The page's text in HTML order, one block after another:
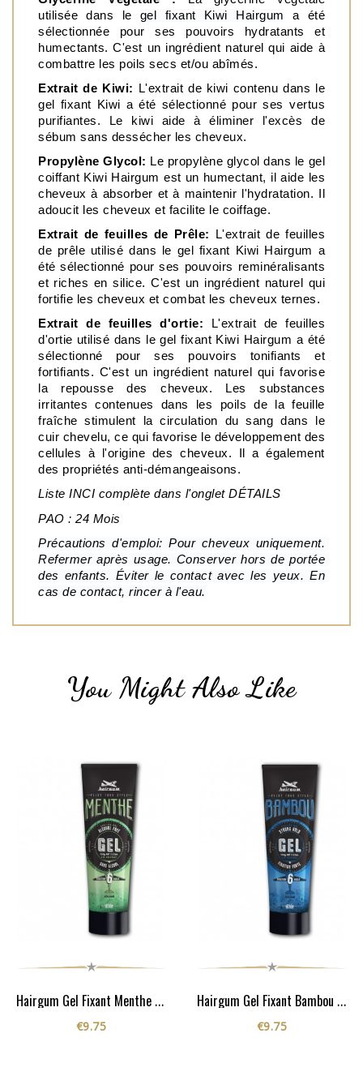
utilisée dans le gel fixant Kiwi Hairgum a été
sélectionnée pour ses pouvoirs hydratants et
humectants. C'est un ingrédient naturel qui aide à
combattre les poils secs et/ou abîmés.
Extrait de Kiwi: L'extrait de kiwi contenu dans le
gel fixant Kiwi a été sélectionné pour ses vertus
purifiantes. Le kiwi aide à éliminer l'excès de
sébum sans dessécher les cheveux.
Propylène Glycol: Le propylène glycol dans le gel
coiffant Kiwi Hairgum est un humectant, il aide les
cheveux à absorber et à maintenir l'hydratation. Il
adoucit les cheveux et facilite le coiffage.
Extrait de feuilles de Prêle: L'extrait de feuilles
de prêle utilisé dans le gel fixant Kiwi Hairgum a
été sélectionné pour ses pouvoirs reminéralisants
et riches en silice. C'est un ingrédient naturel qui
fortifie les cheveux et combat les cheveux ternes.
Extrait de feuilles d'ortie: L'extrait de feuilles
d'ortie utilisé dans le gel fixant Kiwi Hairgum a été
sélectionné pour ses pouvoirs tonifiants et
fortifiants. C'est un ingrédient naturel qui favorise
la repousse des cheveux. Les substances
irritantes contenues dans les poils de la feuille
fraîche stimulent la circulation du sang dans le
cuir chevelu, ce qui favorise le développement des
cellules à l'origine des cheveux. Il a également
des propriétés anti-démangeaisons.
Liste INCI complète dans l'onglet DÉTAILS
PAO : 24 Mois
Précautions d'emploi: Pour cheveux uniquement.
Refermer après usage. Conserver hors de portée
des enfants. Éviter le contact avec les yeux. En
cas de contact, rincer à l'eau.
You Might Also Like
Hairgum Gel Fixant Menthe -...
€9.75
Hairgum Gel Fixant Bambou 100G
€9.75